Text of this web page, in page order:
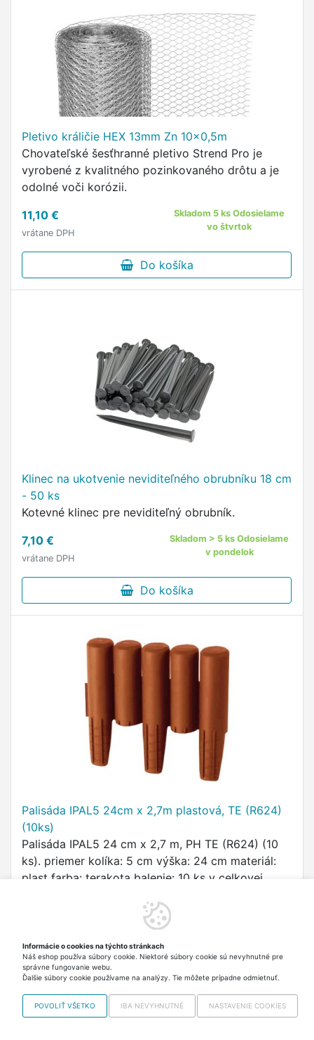
Pletivo králičie HEX 13mm Zn 10x0,5m
Chovateľské šesťhranné pletivo Strend Pro je
vyrobené z kvalitného pozinkovaného drôtu a je
odolné voči korózii.
11,10 €
vrátane DPH
Skladom 5 ks Odosielame
vo štvrtok
Do košíka
Klinec na ukotvenie neviditeľného obrubníku 18 cm
- 50 ks
Kotevné klinec pre neviditeľný obrubník.
7,10 €
vrátane DPH
Skladom > 5 ks Odosielame
v pondelok
Do košíka
Palisáda IPAL5 24cm x 2,7m plastová, TE (R624)
(10ks)
Palisáda IPAL5 24 cm x 2,7 m, PH TE (R624) (10
ks). priemer kolíka: 5 cm výška: 24 cm materiál:
plast farba: terakota balenie: 10 ks v celkovej
Do košíka
Informácie o cookies na týchto stránkach
Náš eshop používa súbory cookie. Niektoré súbory cookie sú nevyhnutné pre
správne fungovanie webu.
Ďalšie súbory cookie používame na analýzy. Tie môžete prípadne odmietnuť.
POVOLIŤ VŠETKO IBA NEVYHNUTNÉ NASTAVENIE COOKIES